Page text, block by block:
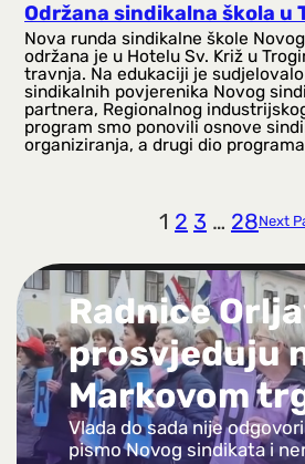
Održana sindikalna škola u
Nova runda sindikalne škole
održana je u Hotelu Sv. Križ u
travnja. Na edukaciji je
sindikalnih povjerenika Novog
partnera, Regionalnog
program smo ponovili osnove
organiziranja, a drugi dio
1 2 3 … 28Next
Radnice
prosvjeduju
Markovom
Vlada do sada nije
pismo Novog sindikata i